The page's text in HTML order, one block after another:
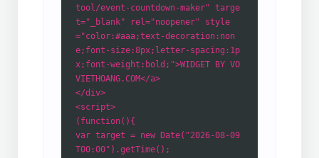
tool/event-countdown-maker" targe
t="_blank" rel="noopener" style
="color:#aaa;text-decoration:non
e;font-size:8px;letter-spacing:1p
x;font-weight:bold;">WIDGET BY VO
VIETHOANG.COM</a>
</div>
<script>
(function(){
var target = new Date("2026-08-09
T00:00").getTime();